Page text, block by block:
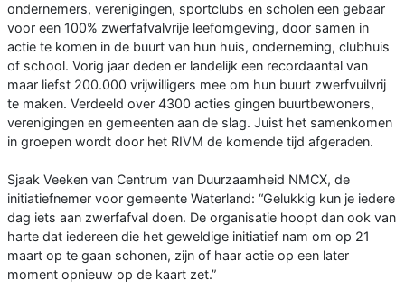
ondernemers, verenigingen, sportclubs en scholen een gebaar
voor een 100% zwerfafvalvrije leefomgeving, door samen in
actie te komen in de buurt van hun huis, onderneming, clubhuis
of school. Vorig jaar deden er landelijk een recordaantal van
maar liefst 200.000 vrijwilligers mee om hun buurt zwerfvuilvrij
te maken. Verdeeld over 4300 acties gingen buurtbewoners,
verenigingen en gemeenten aan de slag. Juist het samenkomen
in groepen wordt door het RIVM de komende tijd afgeraden.
Sjaak Veeken van Centrum van Duurzaamheid NMCX, de
initiatiefnemer voor gemeente Waterland: “Gelukkig kun je iedere
dag iets aan zwerfafval doen. De organisatie hoopt dan ook van
harte dat iedereen die het geweldige initiatief nam om op 21
maart op te gaan schonen, zijn of haar actie op een later
moment opnieuw op de kaart zet.”